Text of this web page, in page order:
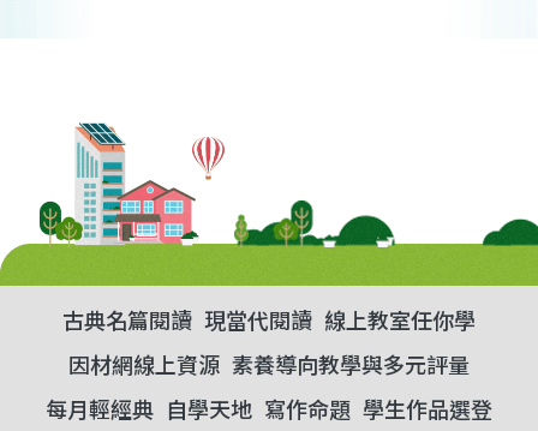
古典名篇閱讀 現當代閱讀 線上教室任你學
因材網線上資源 素養導向教學與多元評量
每月輕經典 自學天地 寫作命題 學生作品選登